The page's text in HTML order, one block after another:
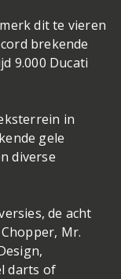
dit te vieren
brekende
9.000 Ducati
in
gele
diverse
de acht
Mr.
darts of